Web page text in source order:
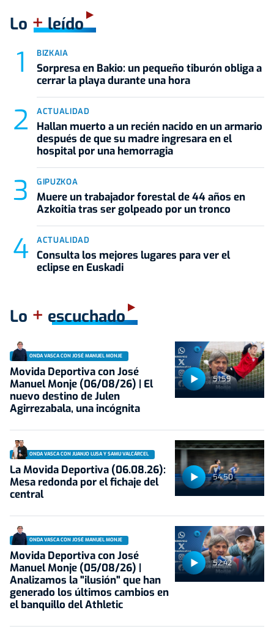
Lo +leído
BIZKAIA
Sorpresa en Bakio: un pequeño tiburón obliga a
cerrar la playa durante una hora
ACTUALIDAD
Hallan muerto a un recién nacido en un armario
después de que su madre ingresara en el
hospital por una hemorragia
GIPUZKOA
Muere un trabajador forestal de 44 años en
Azkoitia tras ser golpeado por un tronco
ACTUALIDAD
Consulta los mejores lugares para ver el
eclipse en Euskadi
Lo + escuchado
51:59
ONDA VASCA CON JOSÉ MANUEL MONJE
Movida Deportiva con José
Manuel Monje (06/08/26) | El
nuevo destino de Julen
Agirrezabala, una incógnita
54:50
ONDA VASCA CON JUANJO LUSA Y SAMU VALCÁRCEL
La Movida Deportiva (06.08.26):
Mesa redonda por el fichaje del
central
52:42
ONDA VASCA CON JOSÉ MANUEL MONJE
Movida Deportiva con José
Manuel Monje (05/08/26) |
Analizamos la "ilusión" que han
generado los últimos cambios en
el banquillo del Athletic